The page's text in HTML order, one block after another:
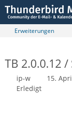
Erweiterungen
TB 2.0.0.12
ip-w 15.
Erledigt